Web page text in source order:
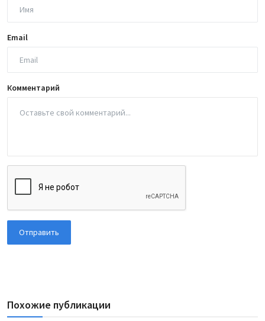
Email
Комментарий
Отправить
Похожие публикации